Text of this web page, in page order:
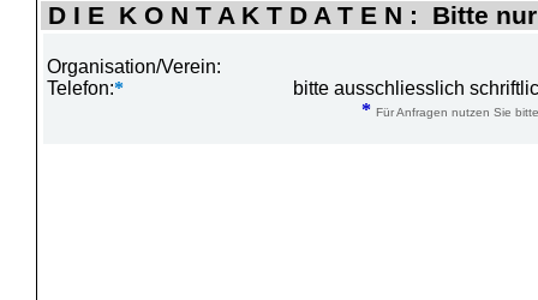
D I E K O N T A K T D A T E N : Bitte
Organisation/Verein:
Telefon:*
bitte ausschliesslich
* Für Anfragen nutzen Sie